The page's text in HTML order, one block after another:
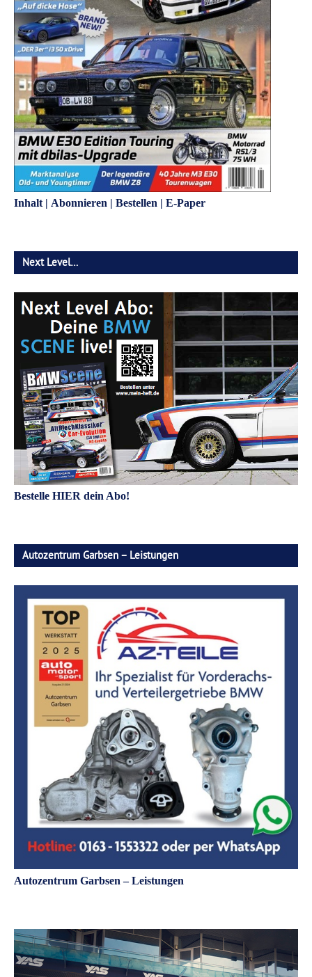
Inhalt | Abonnieren | Bestellen | E-Paper
Next Level…
Bestelle HIER dein Abo!
Autozentrum Garbsen – Leistungen
Autozentrum Garbsen – Leistungen